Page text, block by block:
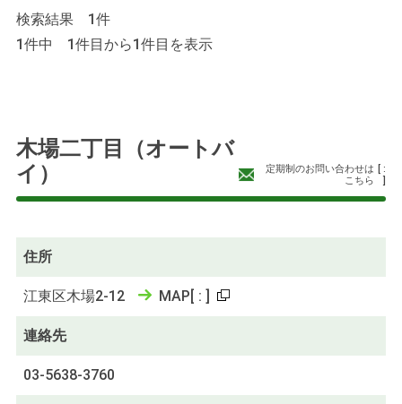
検索結果 1件
1件中 1件目から1件目を表示
木場二丁目（オートバ
イ）
定期制のお問い合わせは
こちら
:
住所
江東区木場2-12 MAP [ :]
連絡先
03-5638-3760